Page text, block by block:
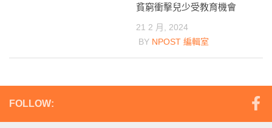
貧窮衝擊兒少受教育機會
21 2 月, 2024
BY NPOST 編輯室
FOLLOW: